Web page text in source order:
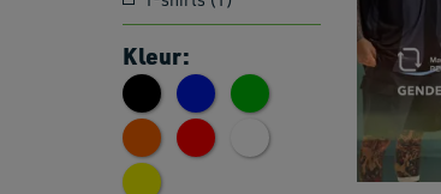
Kleur: